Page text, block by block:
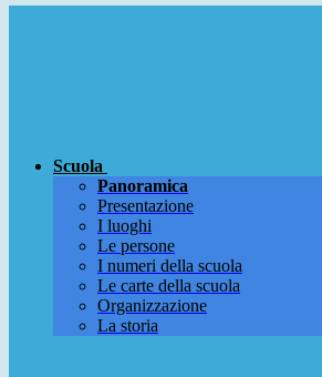
Scuola
Panoramica
Presentazione
I luoghi
Le persone
I numeri della scuola
Le carte della scuola
Organizzazione
La storia